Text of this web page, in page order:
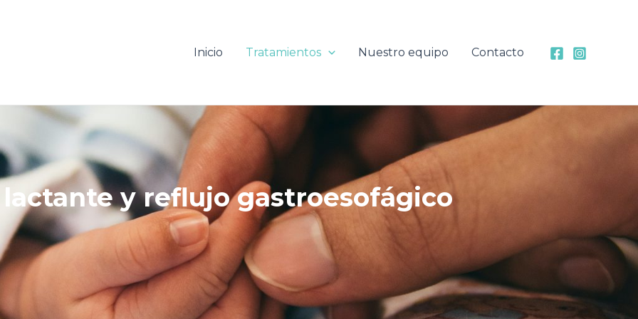
Inicio Tratamientos Nuestro equipo Contacto
y reflujo gastroesofágico